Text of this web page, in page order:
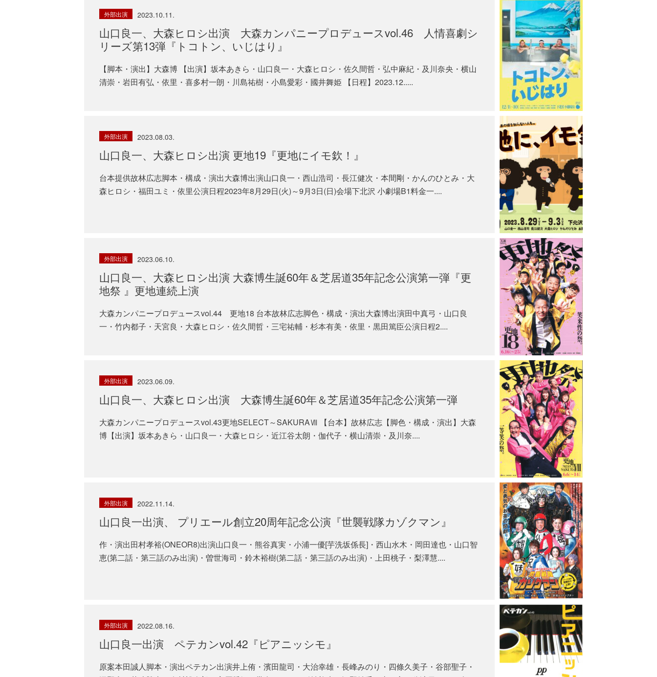
外部出演 2023.10.11.
山口良一、大森ヒロシ出演 大森カンパニープロデュースvol.46 人情喜劇シ
リーズ第13弾『トコトン、いじはり』
【脚本・演出】大森博 【出演】坂本あきら・山口良一・大森ヒロシ・佐久間哲・弘中麻紀・及川奈央・横山
清崇・岩田有弘・依里・喜多村一朗・川島祐樹・小島愛彩・國井舞姫 【日程】2023.12.....
外部出演 2023.08.03.
山口良一、大森ヒロシ出演 更地19『更地にイモ欽！』
台本提供故林広志脚本・構成・演出大森博出演山口良一・西山浩司・長江健次・本間剛・かんのひとみ・大
森ヒロシ・福田ユミ・依里公演日程2023年8月29日(火)～9月3日(日)会場下北沢 小劇場B1料金一....
外部出演 2023.06.10.
山口良一、大森ヒロシ出演 大森博生誕60年＆芝居道35年記念公演第一弾『更
地祭 』更地連続上演
大森カンパニープロデュースvol.44 更地18 台本故林広志脚色・構成・演出大森博出演田中真弓・山口良
一・竹内都子・天宮良・大森ヒロシ・佐久間哲・三宅祐輔・杉本有美・依里・黒田篤臣公演日程2....
外部出演 2023.06.09.
山口良一、大森ヒロシ出演 大森博生誕60年＆芝居道35年記念公演第一弾
大森カンパニープロデュースvol.43更地SELECT～SAKURAⅦ 【台本】故林広志【脚色・構成・演出】大森
博【出演】坂本あきら・山口良一・大森ヒロシ・近江谷太朗・伽代子・横山清崇・及川奈....
外部出演 2022.11.14.
山口良一出演、 プリエール創立20周年記念公演『世襲戦隊カゾクマン』
作・演出田村孝裕(ONEOR8)出演山口良一・熊谷真実・小浦一優[芋洗坂係長]・西山水木・岡田達也・山口智
恵(第二話・第三話のみ出演)・曽世海司・鈴木裕樹(第二話・第三話のみ出演)・上田桃子・梨澤慧....
外部出演 2022.08.16.
山口良一出演 ペテカンvol.42『ピアニッシモ』
原案本田誠人脚本・演出ペテカン出演井上侑・濱田龍司・大治幸雄・長峰みのり・四條久美子・谷部聖子・